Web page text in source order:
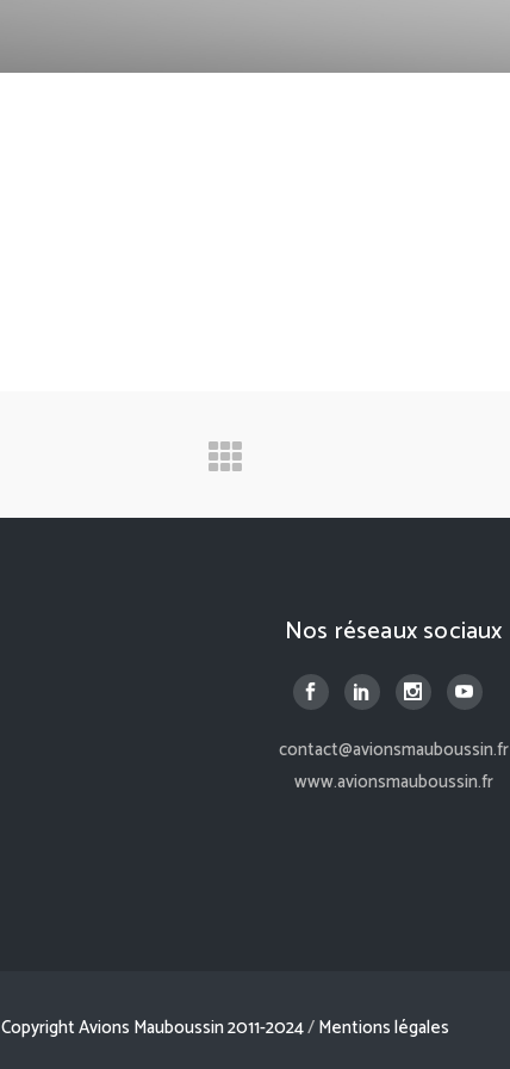
Nos réseaux sociaux
contact@avionsmauboussin.fr
www.avionsmauboussin.fr
Copyright Avions Mauboussin 2011-2024/Mentions légales